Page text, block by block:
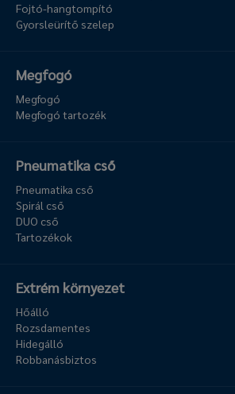
Fojtó-hangtompító
Gyorsleürítő szelep
Megfogó
Megfogó
Megfogó tartozék
Pneumatika cső
Pneumatika cső
Spirál cső
DUO cső
Tartozékok
Extrém környezet
Hőálló
Rozsdamentes
Hidegálló
Robbanásbiztos